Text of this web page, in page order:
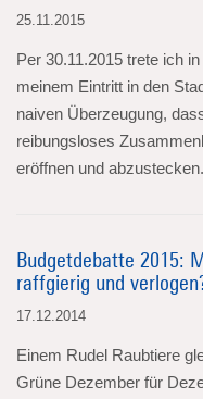
25.11.2015
Per 30.11.2015 trete ich
meinem Eintritt in den
naiven Überzeugung,
reibungsloses
eröffnen und
Budgetdebatte 2015:
raffgierig und
17.12.2014
Einem Rudel Raubtiere
Grüne Dezember für